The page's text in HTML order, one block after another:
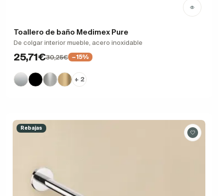
Toallero de baño Medimex Pure
De colgar interior mueble, acero inoxidable
25,71€30,25€ −15%
+ 2
Rebajas